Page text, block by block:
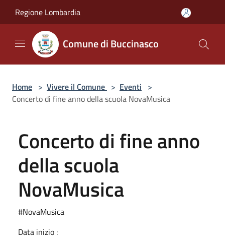
Regione Lombardia
Comune di Buccinasco
Home > Vivere il Comune > Eventi >
Concerto di fine anno della scuola NovaMusica
Concerto di fine anno
della scuola
NovaMusica
#NovaMusica
Data inizio :